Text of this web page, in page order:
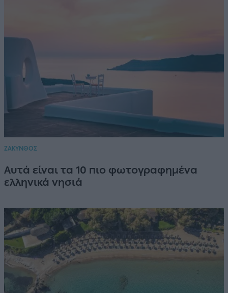
ΖΑΚΥΝΘΟΣ
Αυτά είναι τα 10 πιο φωτογραφημένα
ελληνικά νησιά